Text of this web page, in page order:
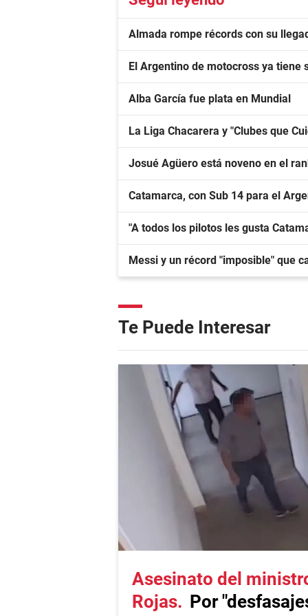
Almada rompe récords con su
El Argentino de motocross ya tiene
Alba García fue plata en Mundial
La Liga Chacarera y "Clubes que
Josué Agüero está noveno en el
Catamarca, con Sub 14 para el
"A todos los pilotos les gusta
Messi y un récord "imposible" que
Te Puede Interesar
Asesinato del
Rojas
Por